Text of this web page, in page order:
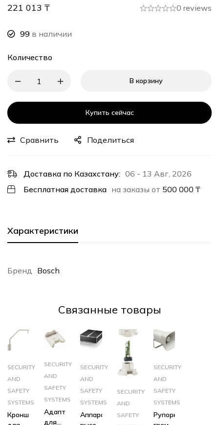
221 013 ₸ 0 reviews
99 в наличии
Количество
В корзину
Купить сейчас
Сравнить Поделиться
Доставка по Казахстану: 06 - 13 Авг, 2026
Бесплатная доставка на заказы от 500 000 ₸
Характеристики
Бренд Bosch
Cвязанные товары
SECURITY
AND
SAFETY
SYSTEMS
Кронштейн
SECURITY
AND
SAFETY
SYSTEMS
Адаптер
для
SECURITY
AND
SAFETY
SYSTEMS
Аппаратный
SECURITY
AND
SAFETY
SECURITY
AND
SAFETY
SYSTEMS
Рупорный